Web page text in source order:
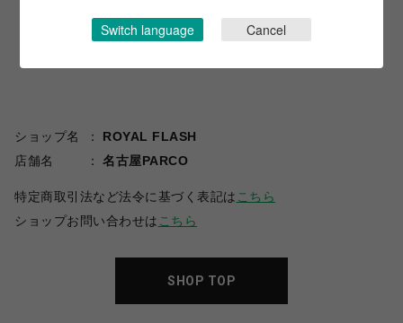
ショップ名
ROYAL FLASH
店舗名
名古屋PARCO
特定商取引法など法令に基づく表記は こちら
ショップお問い合わせは こちら
SHOP TOP
Switch language Cancel